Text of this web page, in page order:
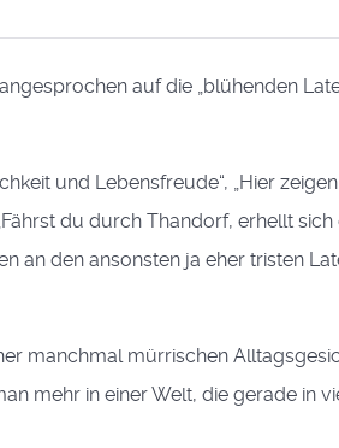
auf die „blühenden
und Lebensfreude“, „Hier zeigen
du durch Thandorf, erhellt sich
an den ansonsten ja eher tristen
manchmal mürrischen
mehr in einer Welt, die gerade in